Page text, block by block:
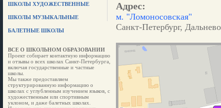
ШКОЛЫ ХУДОЖЕСТВЕННЫЕ
ШКОЛЫ МУЗЫКАЛЬНЫЕ
БАЛЕТНЫЕ ШКОЛЫ
ВСЕ О ШКОЛЬНОМ ОБРАЗОВАНИИ
Проект собирает контактную информацию
и отзывы о всех школах Санкт-Петербурга,
включая государственные и частные
школы.
Мы также предоставляем
структурированную информацию о
школах с углубленным изучением языков, с
художественным или спортивным
уклоном, и даже балетных школах.
Адрес:
м. "Ломоносовская"
Санкт-Петербург,